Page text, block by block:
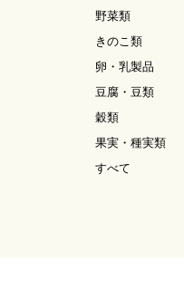
野菜類
きのこ類
卵・乳製品
豆腐・豆類
穀類
果実・種実類
すべて